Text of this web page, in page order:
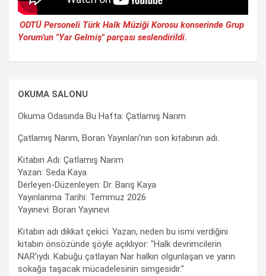
ODTÜ Personeli Türk Halk Müziği Korosu konserinde Grup
Yorum'un "Yar Gelmiş" parçası seslendirildi.
OKUMA SALONU
Okuma Odasında Bu Hafta: Çatlamış Narım
Çatlamış Narım, Boran Yayınları'nın son kitabının adı.
Kitabın Adı: Çatlamış Narım
Yazan: Seda Kaya
Derleyen-Düzenleyen: Dr. Barış Kaya
Yayınlanma Tarihi: Temmuz 2026
Yayınevi: Boran Yayınevi
Kitabın adı dikkat çekici. Yazarı, neden bu ismi verdiğini
kitabın önsözünde şöyle açıklıyor: "Halk devrimcilerin
NAR’ıydı. Kabuğu çatlayan Nar halkın olgunlaşan ve yarın
sokağa taşacak mücadelesinin simgesidir."